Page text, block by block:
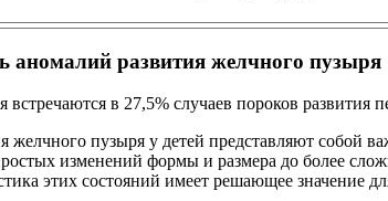
аномалий развития желчного пузыря
в 27,5% случаев пороков развития
желчного пузыря у детей представляют собой
изменений формы и размера до более
этих состояний имеет решающее значение